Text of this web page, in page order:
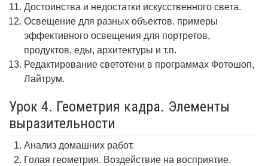
Достоинства и недостатки искусственного света.
Освещение для разных объектов. примеры
эффективного освещения для портретов,
продуктов, еды, архитектуры и т.п.
Редактирование светотени в программах Фотошоп,
Лайтрум.
Урок 4. Геометрия кадра. Элементы
выразительности
Анализ домашних работ.
Голая геометрия. Воздействие на восприятие.